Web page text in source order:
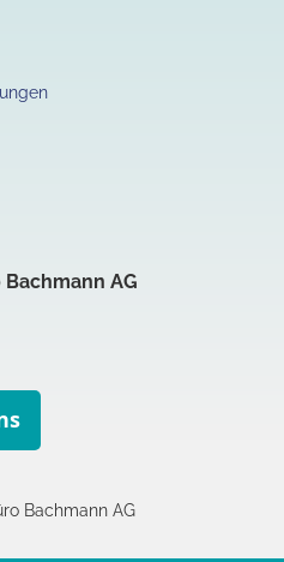
AG
Bachmann AG